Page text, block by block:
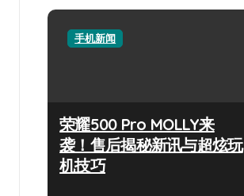
手机新闻
荣耀500 Pro MOLLY来
袭！售后揭秘新讯与超炫玩
机技巧